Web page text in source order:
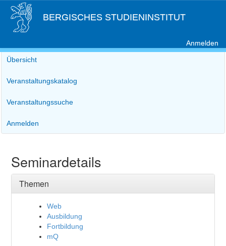
BERGISCHES STUDIENINSTITUT
Anmelden
Übersicht
Veranstaltungskatalog
Veranstaltungssuche
Anmelden
Seminardetails
Themen
Web
Ausbildung
Fortbildung
mQ